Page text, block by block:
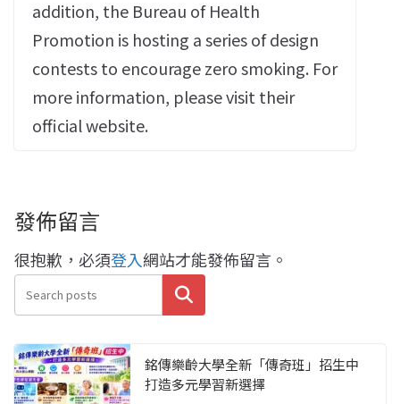
addition, the Bureau of Health
Promotion is hosting a series of design
contests to encourage zero smoking. For
more information, please visit their
official website.
發佈留言
很抱歉，必須登入網站才能發佈留言。
搜尋
銘傳樂齡大學全新「傳奇班」招生中
打造多元學習新選擇